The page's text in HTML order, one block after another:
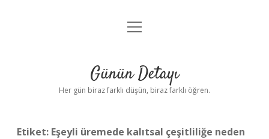
Anasayfa
Yasal Uyarı
menüyü
Günün Detayı
Her gün biraz farklı düşün, biraz farklı öğren.
Etiket: Eşeyli üremede kalıtsal çeşitliliğe neden